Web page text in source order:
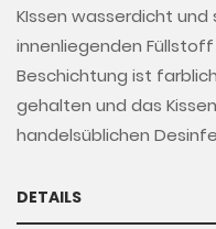
KIssen wasserdicht
innenliegenden
Beschichtung ist
gehalten und das
handelsüblichen
DETAILS